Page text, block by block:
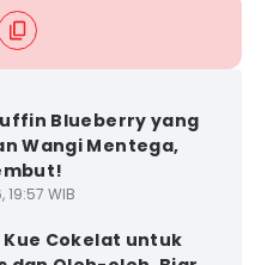
Blueberry yang
Wangi Mentega,
19:57 WIB
Kue Cokelat untuk